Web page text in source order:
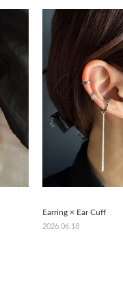
Earring × Ear Cuff
2026.06.18